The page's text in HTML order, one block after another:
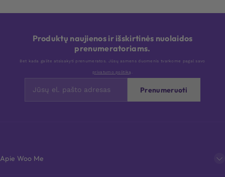
Produktų naujienos ir išskirtinės nuolaidos
prenumeratoriams.
Bet kada galite atsisakyti prenumeratos. Jūsų asmens duomenis tvarkome pagal savo
privatumo politiką .
Prenumeruoti
Apie Woo Me